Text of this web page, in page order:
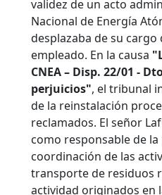
validez de un acto
Nacional de Energía
desplazaba de su
empleado. En la causa
CNEA – Disp. 22/01 -
perjuicios", el tribunal
de la reinstalación
reclamados. El señor
como responsable de
coordinación de las
transporte de residuos
actividad originados en